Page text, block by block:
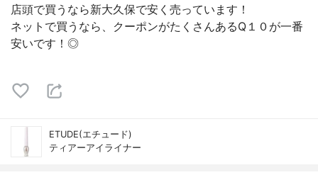
店頭で買うなら新大久保で安く売っています！
ネットで買うなら、クーポンがたくさんあるQ１０が一番
安いです！◎
ETUDE(エチュード)
ティアーアイライナー